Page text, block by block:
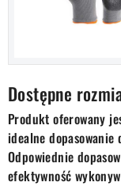
Dostępne
Produkt oferowany
idealne dopasowanie
Odpowiednie
efektywność